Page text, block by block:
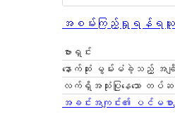
အစမ်းကြည့်ရှုရန် ရ
ဗားရှင်း
နောက်ဆုံး မွမ်းမံခဲ့သည့် အခ
လက်ရှိအသုံးပြုနေသော တပ်ဆင်
အခင်းအကျင်း၏ ပင်မစာ